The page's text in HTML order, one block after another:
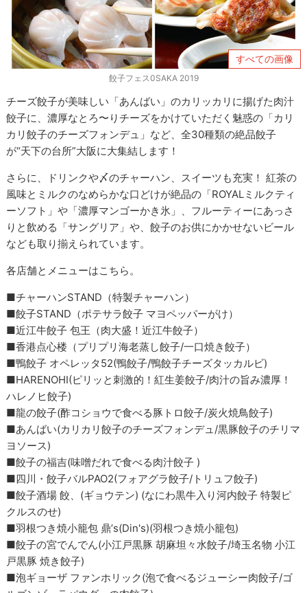
すべての画像
餃子フェス0SAKA 2019
チーズ餃子が美味しい「あんばい」のカリッカリに揚げた肉汁
餃子に、濃厚なとろ〜りチーズをかけていただく魅惑の「カリ
カリ餃子のチーズフォンデュ」など、全30種類の絶品餃子
が“天下の台所”大阪に大集結します！
さらに、ドリンクや〆のチャーハン、スイーツも充実！ 紅茶の
風味とミルクのなめらかな口どけが絶品の「ROYALミルクティ
ーソフト」や「濃厚マンゴーかき氷」、フルーティーにあっさ
りと飲める「サングリア」や、餃子のお供にかかせないビール
なども取り揃えられています。
各店舗とメニューはこちら。
■チャーハンSTAND（特製チャーハン）
■餃子STAND（ポテサラ餃子 マヨペッパーがけ）
■近江牛餃子 包王（肉大盛！近江牛餃子）
■香港点心楼（プリプリ海老蒸し餃子/一口焼き餃子）
■鴨餃子 オペレッタ52(鴨餃子/鴨餃子チーズタッカルビ)
■HARENOHI(ピリッと刺激的！紅生姜餃子/肉汁の旨み濃厚！
ハレノヒ餃子)
■龍の餃子(酢コショウで食べる豚トロ餃子/炭火焼鳥餃子)
■あんばい(カリカリ餃子のチーズフォンデュ/黒豚餃子のチリマ
ヨソース)
■餃子の福吉(味噌だれで食べる肉汁餃子 )
■四川・餃子バルPAO2(フォアグラ餃子/トリュフ餃子)
■餃子酒場 餃、(ギョウテン) (なにわ黒牛入り河内餃子 特製ピ
クルスのせ)
■羽根つき焼小籠包 鼎’s(Din's)(羽根つき焼小籠包)
■餃子の宮でんでん(小江戸黒豚 胡麻坦々水餃子/埼玉名物 小江
戸黒豚 焼き餃子)
■泡ギョーザ ファンホリック(泡で食べるジューシー肉餃子/ゴ